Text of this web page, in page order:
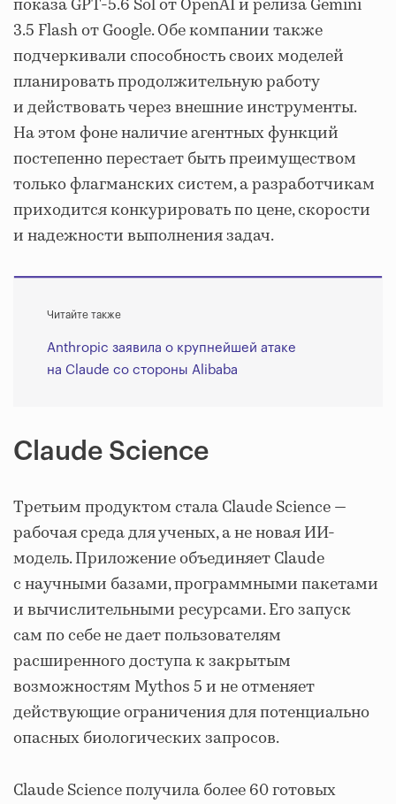
показа GPT-5.6 Sol от OpenAI и релиза Gemini
3.5 Flash от Google. Обе компании также
подчеркивали способность своих моделей
планировать продолжительную работу
и действовать через внешние инструменты.
На этом фоне наличие агентных функций
постепенно перестает быть преимуществом
только флагманских систем, а разработчикам
приходится конкурировать по цене, скорости
и надежности выполнения задач.
Читайте также
Anthropic заявила о крупнейшей атаке
на Claude со стороны Alibaba
Claude Science
Третьим продуктом стала Claude Science —
рабочая среда для ученых, а не новая ИИ-
модель. Приложение объединяет Claude
с научными базами, программными пакетами
и вычислительными ресурсами. Его запуск
сам по себе не дает пользователям
расширенного доступа к закрытым
возможностям Mythos 5 и не отменяет
действующие ограничения для потенциально
опасных биологических запросов.
Claude Science получила более 60 готовых